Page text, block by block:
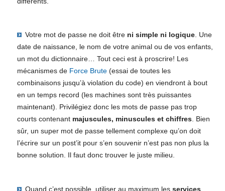
Votre mot de passe ne doit être ni simple ni logique. Une
date de naissance, le nom de votre animal ou de vos enfants,
un mot du dictionnaire… Tout ceci est à proscrire! Les
mécanismes de Force Brute(essai de toutes les
combinaisons jusqu’à violation du code) en viendront à bout
en un temps record (les machines sont très puissantes
maintenant). Privilégiez donc les mots de passe pas trop
courts contenant majuscules, minuscules et chiffres. Bien
sûr, un super mot de passe tellement complexe qu’on doit
l’écrire sur un post’it pour s’en souvenir n’est pas non plus la
bonne solution. Il faut donc trouver le juste milieu.
Quand c’est possible, utiliser au maximum les services